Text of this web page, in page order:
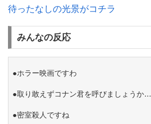
待ったなしの光景がコチラ
みんなの反応
●ホラー映画ですわ
●取り敢えずコナン君を呼びましょうか…
●密室殺人ですね